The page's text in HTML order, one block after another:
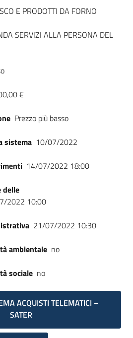
E PRODOTTI DA FORNO
SERVIZI ALLA PERSONA DEL
€
Prezzo più basso
sistema 10/07/2022
14/07/2022 18:00
delle
2022 10:00
21/07/2022 10:30
ambientale no
sociale no
ACQUISTI TELEMATICI –
SATER